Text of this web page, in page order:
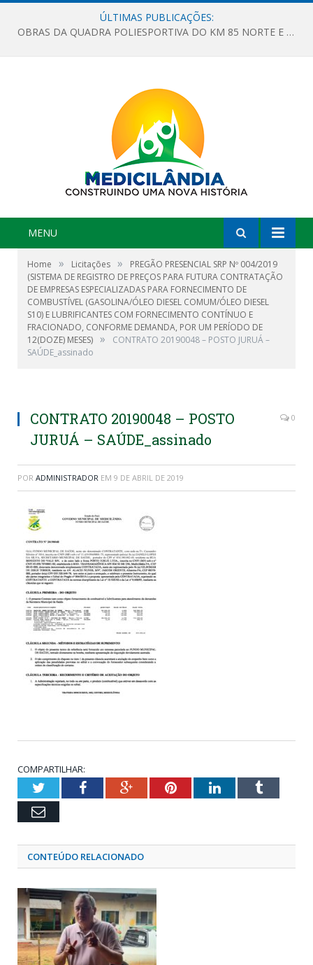
ÚLTIMAS PUBLICAÇÕES:
OBRAS DA QUADRA POLIESPORTIVA DO KM 85 NORTE E DA ESCOLA GASPAR VIANA AVANÇAM
MENU
Home » Licitações »
PREGÃO PRESENCIAL SRP Nº 004/2019
(SISTEMA DE REGISTRO DE PREÇOS PARA FUTURA CONTRATAÇÃO
DE EMPRESAS ESPECIALIZADAS PARA FORNECIMENTO DE
COMBUSTÍVEL (GASOLINA/ÓLEO DIESEL COMUM/ÓLEO DIESEL
S10) E LUBRIFICANTES COM FORNECIMENTO CONTÍNUO E
FRACIONADO, CONFORME DEMANDA, POR UM PERÍODO DE
12(DOZE) MESES) »
CONTRATO 20190048 – POSTO JURUÁ –
SAÚDE_assinado
CONTRATO 20190048 – POSTO
JURUÁ – SAÚDE_assinado
0
POR ADMINISTRADOR EM 9 DE ABRIL DE 2019
COMPARTILHAR:
TwitterFacebookGoogle+PinterestLinkedInTumblr
Email
CONTEÚDO RELACIONADO